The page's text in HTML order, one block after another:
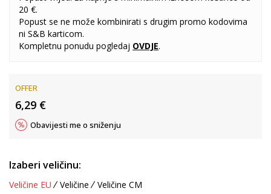
20 €.
Popust se ne može kombinirati s drugim promo kodovima
ni S&B karticom.
Kompletnu ponudu pogledaj OVDJE.
OFFER
6,29 €
Obavijesti me o sniženju
Izaberi veličinu:
Veličine EU Veličine Veličine CM